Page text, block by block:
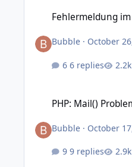
Fehlermeldung
Bubble · October
6 replies
PHP: Mail()
Bubble · October
9 replies